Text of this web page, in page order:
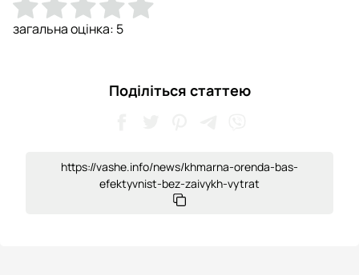
загальна оцінка: 5
Поділіться статтею
https://vashe.info/news/khmarna-orenda-bas-
efektyvnist-bez-zaivykh-vytrat